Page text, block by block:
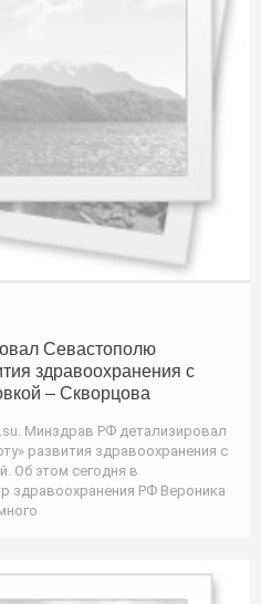
Севастополю
здравоохранения с
– Скворцова
Минздрав РФ детализировал
развития здравоохранения с
Об этом сегодня в
здравоохранения РФ Вероника